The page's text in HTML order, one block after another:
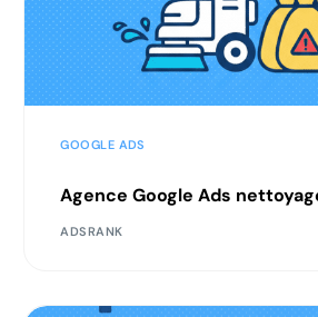
GOOGLE ADS
Agence Google Ads
ADSRANK